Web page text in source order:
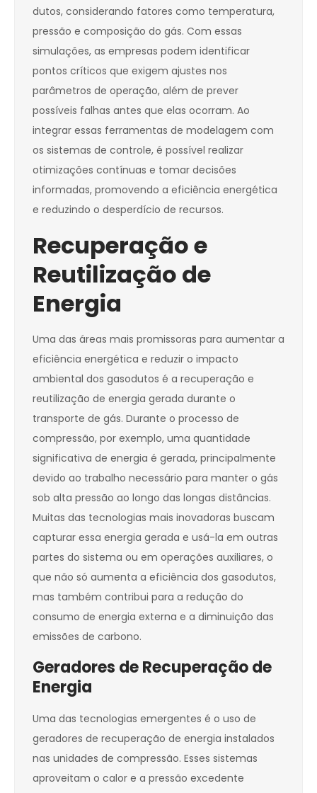
dutos, considerando fatores como temperatura,
pressão e composição do gás. Com essas
simulações, as empresas podem identificar
pontos críticos que exigem ajustes nos
parâmetros de operação, além de prever
possíveis falhas antes que elas ocorram. Ao
integrar essas ferramentas de modelagem com
os sistemas de controle, é possível realizar
otimizações contínuas e tomar decisões
informadas, promovendo a eficiência energética
e reduzindo o desperdício de recursos.
Recuperação e
Reutilização de
Energia
Uma das áreas mais promissoras para aumentar a
eficiência energética e reduzir o impacto
ambiental dos gasodutos é a recuperação e
reutilização de energia gerada durante o
transporte de gás. Durante o processo de
compressão, por exemplo, uma quantidade
significativa de energia é gerada, principalmente
devido ao trabalho necessário para manter o gás
sob alta pressão ao longo das longas distâncias.
Muitas das tecnologias mais inovadoras buscam
capturar essa energia gerada e usá-la em outras
partes do sistema ou em operações auxiliares, o
que não só aumenta a eficiência dos gasodutos,
mas também contribui para a redução do
consumo de energia externa e a diminuição das
emissões de carbono.
Geradores de Recuperação de
Energia
Uma das tecnologias emergentes é o uso de
geradores de recuperação de energia instalados
nas unidades de compressão. Esses sistemas
aproveitam o calor e a pressão excedente